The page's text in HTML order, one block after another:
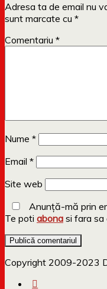
Adresa ta de email nu
sunt marcate cu *
Comentariu *
Nume *
Email *
Site web
Anunță-mă prin
Te poti abona si fara sa
Copyright 2009-2023